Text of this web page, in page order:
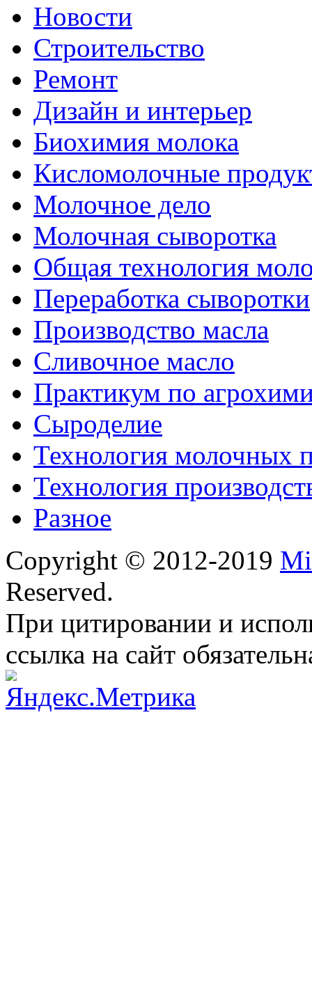
Новости
Строительство
Ремонт
Дизайн и интерьер
Биохимия молока
Кисломолочные
Молочное дело
Молочная сыворотка
Общая технология
Переработка сыворотки
Производство масла
Сливочное масло
Практикум по
Сыроделие
Технология молочных
Технология
Разное
Copyright © 2012-2019
Reserved.
При цитировании и
ссылка на сайт